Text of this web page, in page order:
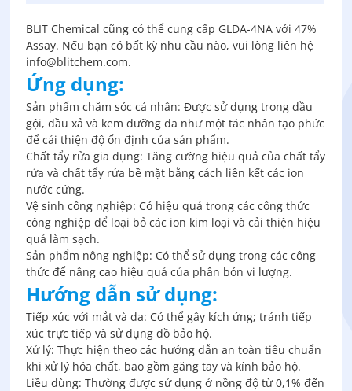
BLIT Chemical cũng có thể cung cấp GLDA-4NA với 47%
Assay. Nếu bạn có bất kỳ nhu cầu nào, vui lòng liên hệ
info@blitchem.com.
Ứng dụng:
Sản phẩm chăm sóc cá nhân: Được sử dụng trong dầu
gội, dầu xả và kem dưỡng da như một tác nhân tạo phức
để cải thiện độ ổn định của sản phẩm.
Chất tẩy rửa gia dụng: Tăng cường hiệu quả của chất tẩy
rửa và chất tẩy rửa bề mặt bằng cách liên kết các ion
nước cứng.
Vệ sinh công nghiệp: Có hiệu quả trong các công thức
công nghiệp để loại bỏ các ion kim loại và cải thiện hiệu
quả làm sạch.
Sản phẩm nông nghiệp: Có thể sử dụng trong các công
thức để nâng cao hiệu quả của phân bón vi lượng.
Hướng dẫn sử dụng:
Tiếp xúc với mắt và da: Có thể gây kích ứng; tránh tiếp
xúc trực tiếp và sử dụng đồ bảo hộ.
Xử lý: Thực hiện theo các hướng dẫn an toàn tiêu chuẩn
khi xử lý hóa chất, bao gồm găng tay và kính bảo hộ.
Liều dùng: Thường được sử dụng ở nồng độ từ 0,1% đến